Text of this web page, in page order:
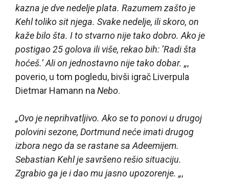
kazna je dve nedelje plata. Razumem zašto je
Kehl toliko sit njega. Svake nedelje, ili skoro, on
kaže bilo šta. I to stvarno nije tako dobro. Ako je
postigao 25 golova ili više, rekao bih: ‘Radi šta
hoćeš.’ Ali on jednostavno nije tako dobar. „,
poverio, u tom pogledu, bivši igrač Liverpula
Dietmar Hamann na Nebo.
„Ovo je neprihvatljivo. Ako se to ponovi u drugoj
polovini sezone, Dortmund neće imati drugog
izbora nego da se rastane sa Adeemijem.
Sebastian Kehl je savršeno rešio situaciju.
Zgrabio ga je i dao mu jasno upozorenje. „,